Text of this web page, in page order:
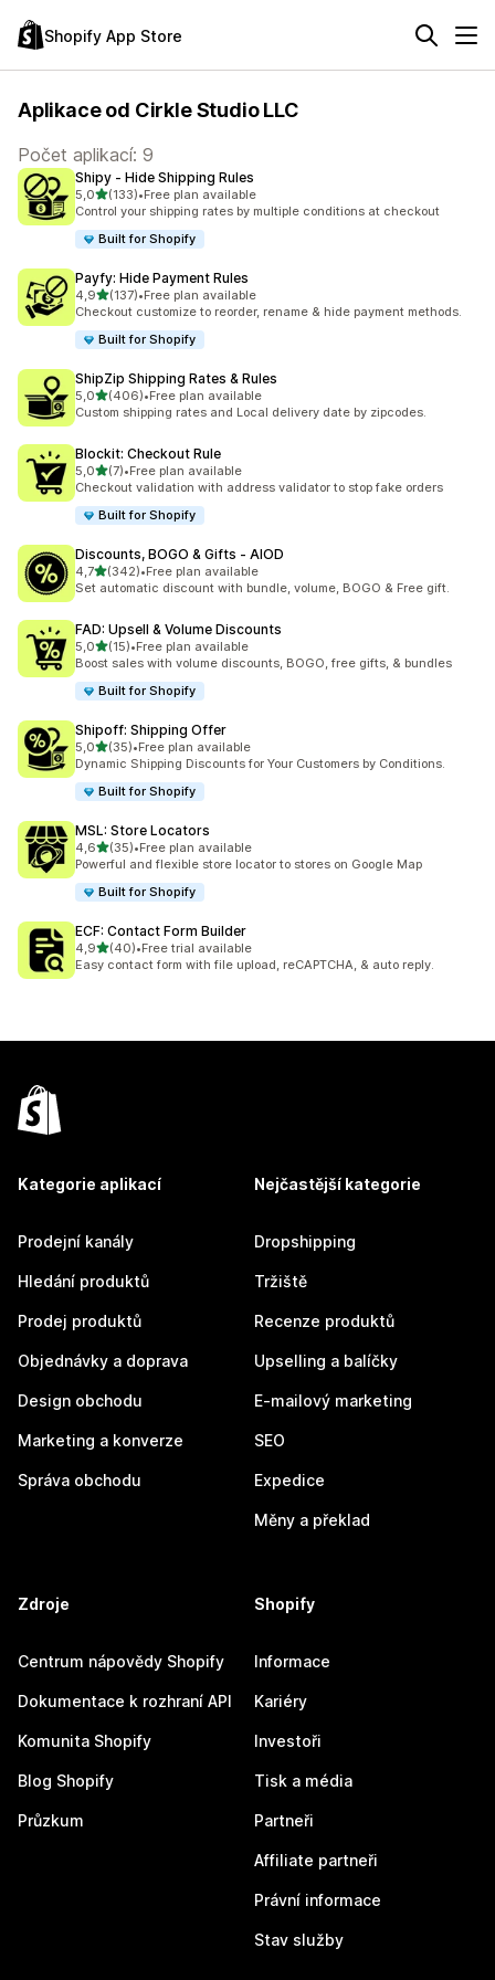
Shopify App Store
Aplikace od Cirkle Studio LLC
Počet aplikací: 9
Shipy ‑ Hide Shipping Rules
5,0z 5 hvězd
(133)
Celkový počet recenzí: 133
•Free plan available
Control your shipping rates by multiple conditions at checkout
Built for Shopify
Payfy: Hide Payment Rules
4,9z 5 hvězd
(137)
Celkový počet recenzí: 137
•Free plan available
Checkout customize to reorder, rename & hide payment methods.
Built for Shopify
ShipZip Shipping Rates & Rules
5,0z 5 hvězd
(406)
Celkový počet recenzí: 406
•Free plan available
Custom shipping rates and Local delivery date by zipcodes.
Blockit: Checkout Rule
5,0z 5 hvězd
(7)
Celkový počet recenzí: 7
•Free plan available
Checkout validation with address validator to stop fake orders
Built for Shopify
Discounts, BOGO & Gifts ‑ AIOD
4,7z 5 hvězd
(342)
Celkový počet recenzí: 342
•Free plan available
Set automatic discount with bundle, volume, BOGO & Free gift.
FAD: Upsell & Volume Discounts
5,0z 5 hvězd
(15)
Celkový počet recenzí: 15
•Free plan available
Boost sales with volume discounts, BOGO, free gifts, & bundles
Built for Shopify
Shipoff: Shipping Offer
5,0z 5 hvězd
(35)
Celkový počet recenzí: 35
•Free plan available
Dynamic Shipping Discounts for Your Customers by Conditions.
Built for Shopify
MSL: Store Locators
4,6z 5 hvězd
(35)
Celkový počet recenzí: 35
•Free plan available
Powerful and flexible store locator to stores on Google Map
Built for Shopify
ECF: Contact Form Builder
4,9z 5 hvězd
(40)
Celkový počet recenzí: 40
•Free trial available
Easy contact form with file upload, reCAPTCHA, & auto reply.
Kategorie aplikací
Prodejní kanály
Hledání produktů
Prodej produktů
Objednávky a doprava
Design obchodu
Marketing a konverze
Správa obchodu
Nejčastější kategorie
Dropshipping
Tržiště
Recenze produktů
Upselling a balíčky
E-mailový marketing
SEO
Expedice
Měny a překlad
Zdroje
Centrum nápovědy Shopify
Dokumentace k rozhraní API
Komunita Shopify
Blog Shopify
Průzkum
Shopify
Informace
Kariéry
Investoři
Tisk a média
Partneři
Affiliate partneři
Právní informace
Stav služby